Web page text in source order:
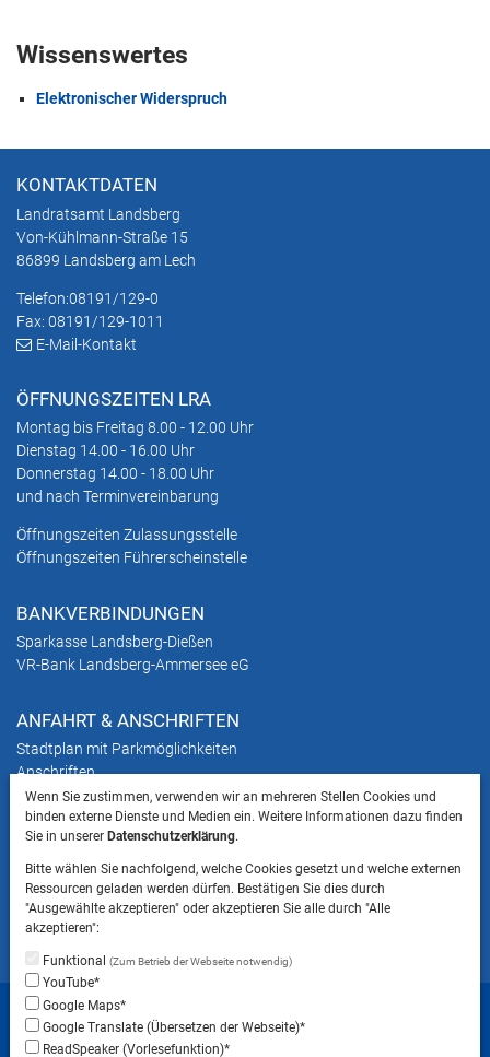
Wissenswertes
Elektronischer Widerspruch
KONTAKTDATEN
Landratsamt Landsberg
Von-Kühlmann-Straße 15
86899 Landsberg am Lech
Telefon:08191/129-0
Fax: 08191/129-1011
E-Mail-Kontakt
ÖFFNUNGSZEITEN LRA
Montag bis Freitag 8.00 - 12.00 Uhr
Dienstag 14.00 - 16.00 Uhr
Donnerstag 14.00 - 18.00 Uhr
und nach Terminvereinbarung
Öffnungszeiten Zulassungsstelle
Öffnungszeiten Führerscheinstelle
BANKVERBINDUNGEN
Sparkasse Landsberg-Dießen
VR-Bank Landsberg-Ammersee eG
ANFAHRT & ANSCHRIFTEN
Stadtplan mit Parkmöglichkeiten
Anschriften
HINWEIS
ins Landratsamt Landsberg am Lech NICHT
gestattet ist.
Startseite Sitemap
Datenschutzeinstellungen
Wenn Sie zustimmen, verwenden wir an mehreren Stellen Cookies und
binden externe Dienste und Medien ein. Weitere Informationen dazu finden
Sie in unsererDatenschutzerklärung.
Bitte wählen Sie nachfolgend, welche Cookies gesetzt und welche externen
Ressourcen geladen werden dürfen. Bestätigen Sie dies durch
"Ausgewählte akzeptieren" oder akzeptieren Sie alle durch "Alle
akzeptieren":
Funktional(Zum Betrieb der Webseite notwendig)
YouTube*
Google Maps*
Google Translate (Übersetzen der Webseite)*
ReadSpeaker (Vorlesefunktion)*